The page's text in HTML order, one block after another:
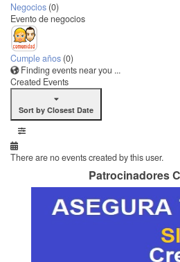
Negocios (0)
Evento de negocios
Cumple años (0)
Finding events near you ...
Created Events
Sort by Closest Date
There are no events created by this user.
Patrocinadores